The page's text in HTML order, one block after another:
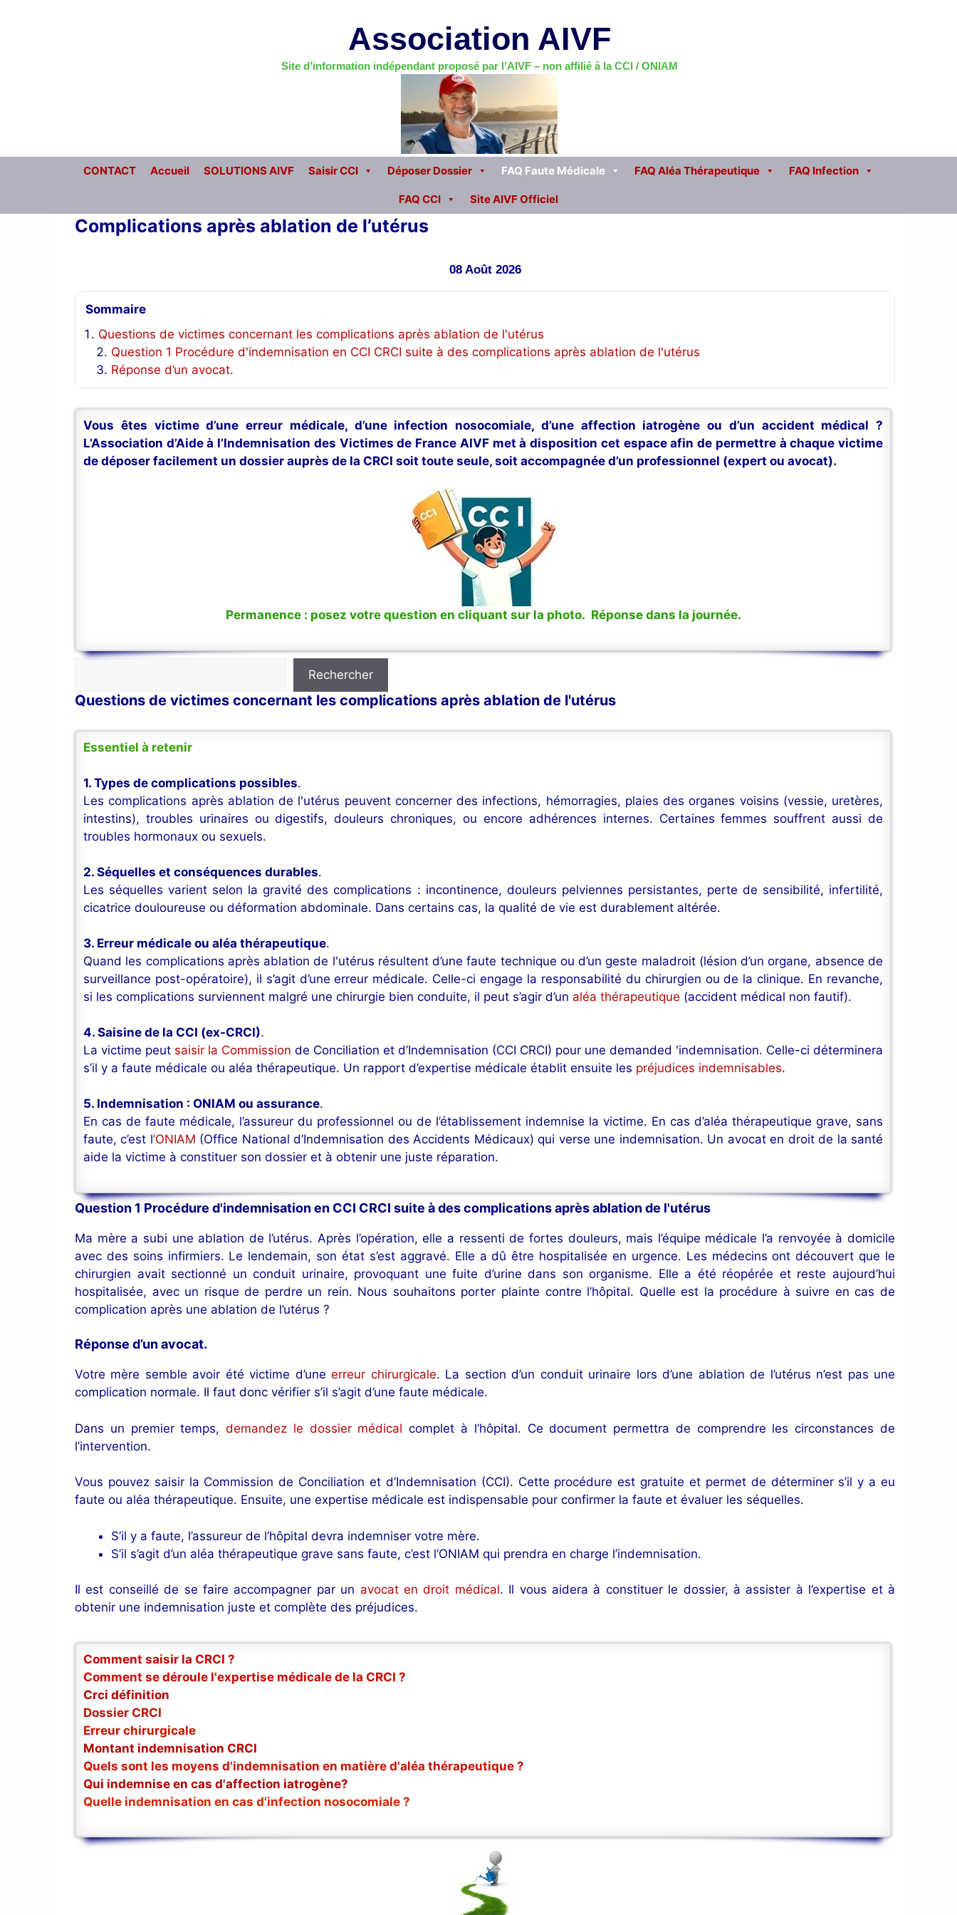
Association AIVF
Site d’information indépendant proposé par l’AIVF – non affilié à la CCI / ONIAM
CONTACT Accueil SOLUTIONS AIVF Saisir CCI Déposer Dossier FAQ Faute Médicale FAQ Aléa Thérapeutique FAQ Infection
FAQ CCI Site AIVF Officiel
Complications après ablation de l’utérus
08 Août 2026
Sommaire
Questions de victimes concernant les complications après ablation de l'utérus
Question 1 Procédure d'indemnisation en CCI CRCI suite à des complications après ablation de l'utérus
Réponse d’un avocat.
Vous êtes victime d’une erreur médicale, d’une infection nosocomiale, d’une affection iatrogène ou d’un accident médical ?
L’Association d’Aide à l’Indemnisation des Victimes de France AIVF met à disposition cet espace afin de permettre à chaque victime
de déposer facilement un dossier auprès de la CRCI soit toute seule, soit accompagnée d’un professionnel (expert ou avocat).
Permanence : posez votre question en cliquant sur la photo. Réponse dans la journée.
Rechercher
Questions de victimes concernant les complications après ablation de l'utérus
Essentiel à retenir
1. Types de complications possibles.
Les complications après ablation de l'utérus peuvent concerner des infections, hémorragies, plaies des organes voisins (vessie, uretères,
intestins), troubles urinaires ou digestifs, douleurs chroniques, ou encore adhérences internes. Certaines femmes souffrent aussi de
troubles hormonaux ou sexuels.
2. Séquelles et conséquences durables.
Les séquelles varient selon la gravité des complications : incontinence, douleurs pelviennes persistantes, perte de sensibilité, infertilité,
cicatrice douloureuse ou déformation abdominale. Dans certains cas, la qualité de vie est durablement altérée.
3. Erreur médicale ou aléa thérapeutique.
Quand les complications après ablation de l'utérus résultent d’une faute technique ou d’un geste maladroit (lésion d’un organe, absence de
surveillance post-opératoire), il s’agit d’une erreur médicale. Celle-ci engage la responsabilité du chirurgien ou de la clinique. En revanche,
si les complications surviennent malgré une chirurgie bien conduite, il peut s’agir d’un aléa thérapeutique (accident médical non fautif).
4. Saisine de la CCI (ex-CRCI).
La victime peut saisir la Commission de Conciliation et d’Indemnisation (CCI CRCI) pour une demanded 'indemnisation. Celle-ci déterminera
s’il y a faute médicale ou aléa thérapeutique. Un rapport d’expertise médicale établit ensuite les préjudices indemnisables.
5. Indemnisation : ONIAM ou assurance.
En cas de faute médicale, l’assureur du professionnel ou de l’établissement indemnise la victime. En cas d’aléa thérapeutique grave, sans
faute, c’est l’ONIAM (Office National d’Indemnisation des Accidents Médicaux) qui verse une indemnisation. Un avocat en droit de la santé
aide la victime à constituer son dossier et à obtenir une juste réparation.
Question 1 Procédure d'indemnisation en CCI CRCI suite à des complications après ablation de l'utérus
Ma mère a subi une ablation de l’utérus. Après l’opération, elle a ressenti de fortes douleurs, mais l’équipe médicale l’a renvoyée à domicile
avec des soins infirmiers. Le lendemain, son état s’est aggravé. Elle a dû être hospitalisée en urgence. Les médecins ont découvert que le
chirurgien avait sectionné un conduit urinaire, provoquant une fuite d’urine dans son organisme. Elle a été réopérée et reste aujourd’hui
hospitalisée, avec un risque de perdre un rein. Nous souhaitons porter plainte contre l’hôpital. Quelle est la procédure à suivre en cas de
complication après une ablation de l’utérus ?
Réponse d’un avocat.
Votre mère semble avoir été victime d’uneerreur chirurgicale. La section d’un conduit urinaire lors d’une ablation de l’utérus n’est pas une
complication normale. Il faut donc vérifier s’il s’agit d’une faute médicale.
Dans un premier temps,demandez le dossier médical complet à l’hôpital. Ce document permettra de comprendre les circonstances de
l’intervention.
Vous pouvez saisir la Commission de Conciliation et d’Indemnisation (CCI). Cette procédure est gratuite et permet de déterminer s’il y a eu
faute ou aléa thérapeutique. Ensuite, une expertise médicale est indispensable pour confirmer la faute et évaluer les séquelles.
S’il y a faute, l’assureur de l’hôpital devra indemniser votre mère.
S’il s’agit d’un aléa thérapeutique grave sans faute, c’est l’ONIAM qui prendra en charge l’indemnisation.
Il est conseillé de se faire accompagner par un avocat en droit médical. Il vous aidera à constituer le dossier, à assister à l’expertise et à
obtenir une indemnisation juste et complète des préjudices.
Comment saisir la CRCI ?
Comment se déroule l'expertise médicale de la CRCI ?
Crci définition
Dossier CRCI
Erreur chirurgicale
Montant indemnisation CRCI
Quels sont les moyens d'indemnisation en matière d'aléa thérapeutique ?
Qui indemnise en cas d'affection iatrogène?
Quelle indemnisation en cas d'infection nosocomiale ?